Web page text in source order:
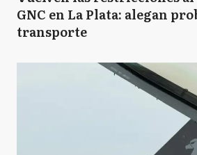
GNC en La Plata: alegan
transporte